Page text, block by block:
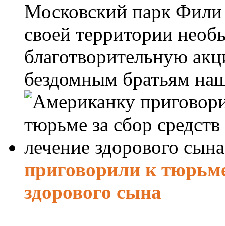
Московский парк
своей территории
благотворительную
бездомным братьям
приговорили к
здорового сына